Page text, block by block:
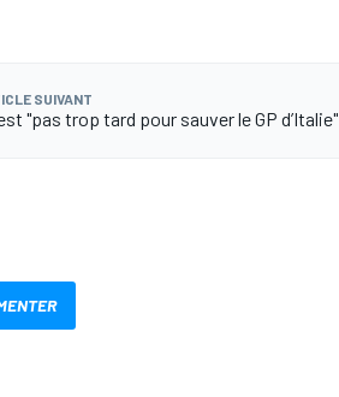
SUIVANT
"pas trop tard pour sauver le GP d’Italie"